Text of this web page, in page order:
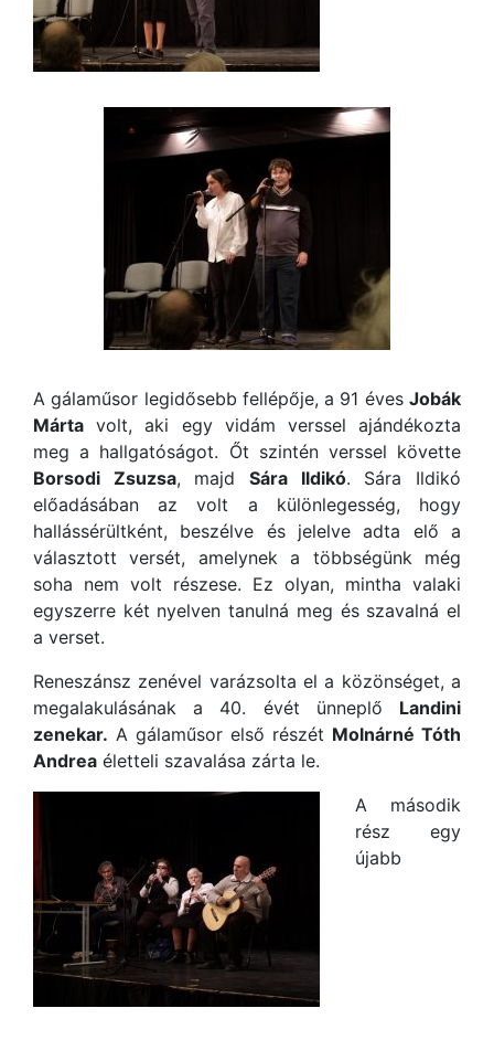
A gálaműsor legidősebb fellépője, a 91 éves Jobák
Márta volt, aki egy vidám verssel ajándékozta
meg a hallgatóságot. Őt szintén verssel követte
Borsodi Zsuzsa, majdSára Ildikó. Sára Ildikó
előadásában az volt a különlegesség, hogy
hallássérültként, beszélve és jelelve adta elő a
választott versét, amelynek a többségünk még
soha nem volt részese. Ez olyan, mintha valaki
egyszerre két nyelven tanulná meg és szavalná el
a verset.
Reneszánsz zenével varázsolta el a közönséget, a
megalakulásának a 40. évét ünneplő Landini
zenekar. A gálaműsor első részét Molnárné Tóth
Andrea életteli szavalása zárta le.
A második
rész egy
újabb